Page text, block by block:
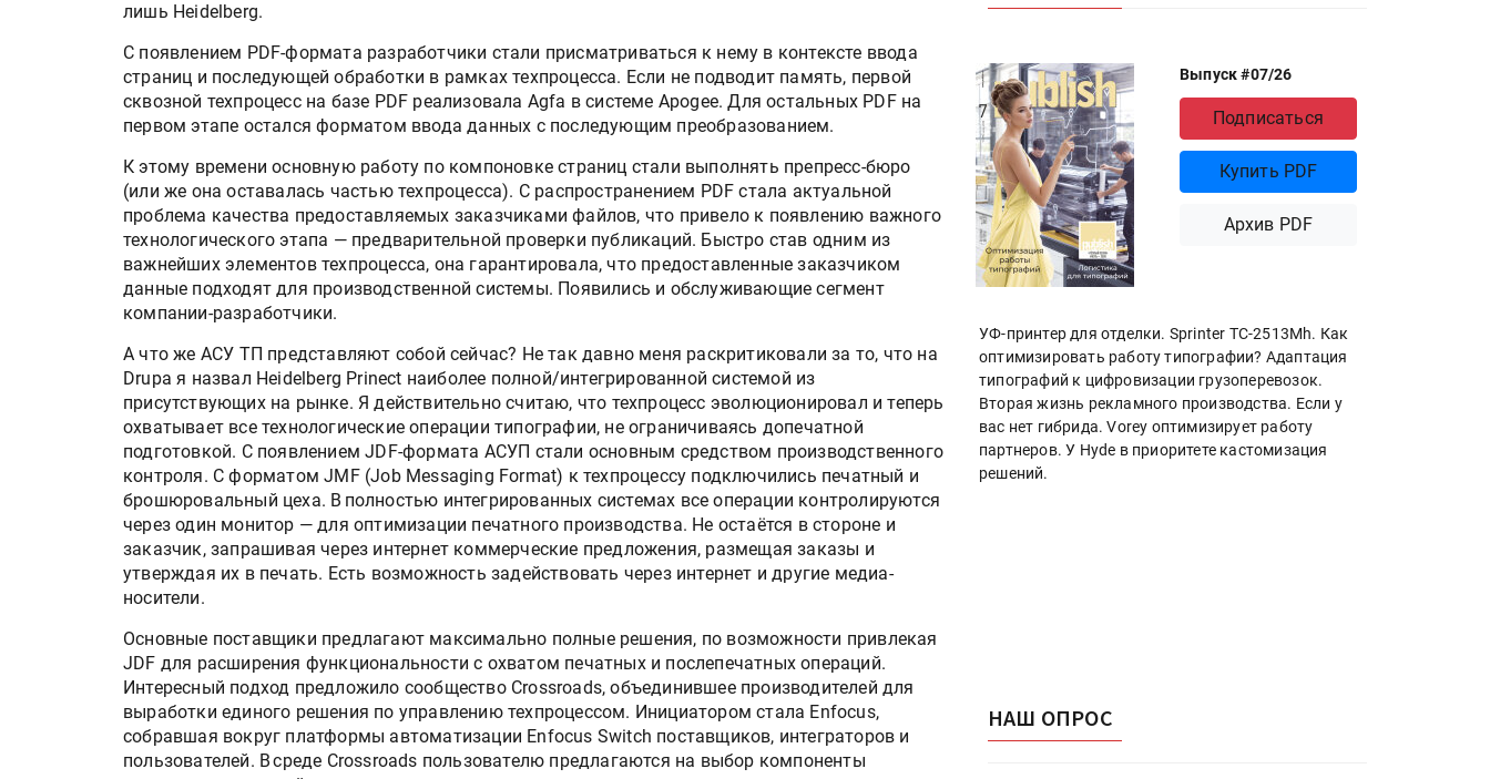
лишь Heidelberg.
С появлением PDF-формата разработчики стали присматриваться к нему в контексте ввода
страниц и последующей обработки в рамках техпроцесса. Если не подводит память, первой
сквозной техпроцесс на базе PDF реализовала Agfa в системе Apogee. Для остальных PDF на
первом этапе остался форматом ввода данных с последующим преобразованием.
К этому времени основную работу по компоновке страниц стали выполнять препресс-бюро
(или же она оставалась частью техпроцесса). С распространением PDF стала актуальной
проблема качества предоставляемых заказчиками файлов, что привело к появлению важного
технологического этапа — предварительной проверки публикаций. Быстро став одним из
важнейших элементов техпроцесса, она гарантировала, что предоставленные заказчиком
данные подходят для производственной системы. Появились и обслуживающие сегмент
компании-разработчики.
А что же АСУ ТП представляют собой сейчас? Не так давно меня раскритиковали за то, что на
Drupa я назвал Heidelberg Prinect наиболее полной/интегрированной системой из
присутствующих на рынке. Я действительно считаю, что техпроцесс эволюционировал и теперь
охватывает все технологические операции типографии, не ограничиваясь допечатной
подготовкой. С появлением JDF-формата АСУП стали основным средством производственного
контроля. С форматом JMF (Job Messaging Format) к техпроцессу подключились печатный и
брошюровальный цеха. В полностью интегрированных системах все операции контролируются
через один монитор — для оптимизации печатного производства. Не остаётся в стороне и
заказчик, запрашивая через интернет коммерческие предложения, размещая заказы и
утверждая их в печать. Есть возможность задействовать через интернет и другие медиа-
носители.
Основные поставщики предлагают максимально полные решения, по возможности привлекая
JDF для расширения функциональности с охватом печатных и послепечатных операций.
Интересный подход предложило сообщество Crossroads, объединившее производителей для
выработки единого решения по управлению техпроцессом. Инициатором стала Enfocus,
собравшая вокруг платформы автоматизации Enfocus Switch поставщиков, интеграторов и
пользователей. В среде Crossroads пользователю предлагаются на выбор компоненты
Выпуск #07/26
Подписаться
Купить PDF
Архив PDF
УФ-принтер для отделки. Sprinter ТС-2513Mh. Как
оптимизировать работу типографии? Адаптация
типографий к цифровизации грузоперевозок.
Вторая жизнь рекламного производства. Если у
вас нет гибрида. Vorey оптимизирует работу
партнеров. У Hyde в приоритете кастомизация
решений.
НАШ ОПРОС